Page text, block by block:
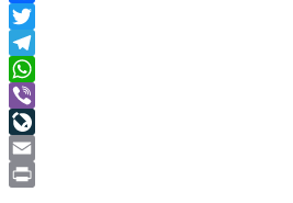
Facebook
Twitter
Telegram
WhatsApp
Viber
LiveJournal
Email